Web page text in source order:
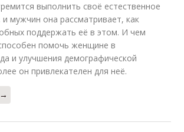
выполнить своё естественное
и мужчин она рассматривает, как
поддержать её в этом. И чем
помочь женщине в
и улучшения демографической
он привлекателен для неё.